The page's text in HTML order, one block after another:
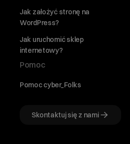
Jak założyć stronę na
WordPress?
Jak uruchomić sklep
internetowy?
Pomoc
Pomoc cyber_Folks
Skontaktuj się z nami